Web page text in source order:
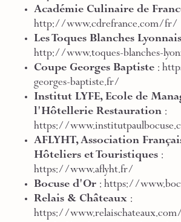
Académie Culinaire de
http://www.cdrefrance.com/fr/
Les Toques Blanches
http://www.toques-blanches-
Coupe Georges Baptiste :
georges-baptiste.fr/
Institut LYFE, Ecole de
l'Hôtellerie Restauration :
https://
AFLYHT, Association
Hôteliers et Touristiques :
https://www.aflyht.fr/
Bocuse d'Or : https://
Relais & Châteaux :
https://www.relaischateaux.com/